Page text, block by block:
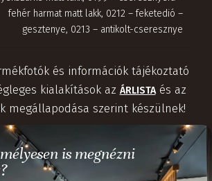
fehér harmat matt lakk, 0212 – feketedió –
gesztenye, 0213 – antikolt-cseresznye
és információk tájékoztató
kialakítások az ÁRLISTAés az
megállapodása szerint készülnek!
is megnézni